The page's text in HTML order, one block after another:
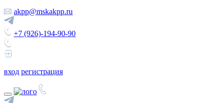
akpp@mskakpp.ru
+7 (926)-194-90-90
вход регистрация